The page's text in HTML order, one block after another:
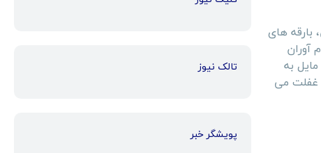
بارقه های
آوران
به
غفلت می
تالک نیوز
پویشگر خبر